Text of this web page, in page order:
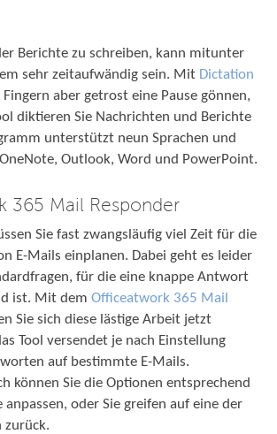
Berichte zu schreiben, kann mitunter
sehr zeitaufwändig sein. Mit Dictation
Fingern aber getrost eine Pause gönnen,
diktieren Sie Nachrichten und Berichte
unterstützt neun Sprachen und
Outlook, Word und PowerPoint.
365 Mail Responder
Sie fast zwangsläufig viel Zeit für die
E-Mails einplanen. Dabei geht es leider
für die eine knappe Antwort
ist. Mit dem Officeatwork 365 Mail
Sie sich diese lästige Arbeit jetzt
Tool versendet je nach Einstellung
auf bestimmte E-Mails.
können Sie die Optionen entsprechend
anpassen, oder Sie greifen auf eine der
zurück.